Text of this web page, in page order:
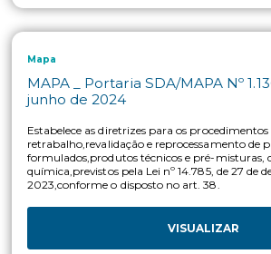
Mapa
MAPA ANVISA
Conjunta nº 32, de 26 de
Estabelecer procedimentos a serem
de produtos bioquímicos que se
técnicos, agrotóxicos e afins, segundo
Decreto nº 4.074, de 4 de janeiro de